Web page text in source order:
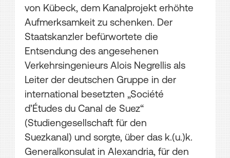
von Kübeck, dem Kanalprojekt erhöhte
Aufmerksamkeit zu schenken. Der
Staatskanzler befürwortete die
Entsendung des angesehenen
Verkehrsingenieurs Alois Negrellis als
Leiter der deutschen Gruppe in der
international besetzten „Société
d’Études du Canal de Suez“
(Studiengesellschaft für den
Suezkanal) und sorgte, über das k.(u.)k.
Generalkonsulat in Alexandria, für den